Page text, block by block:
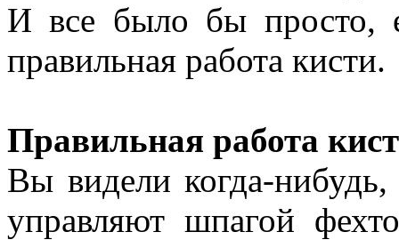
И все было бы просто,
правильная работа кисти.
Правильная работа
Вы видели когда-
управляют шпагой